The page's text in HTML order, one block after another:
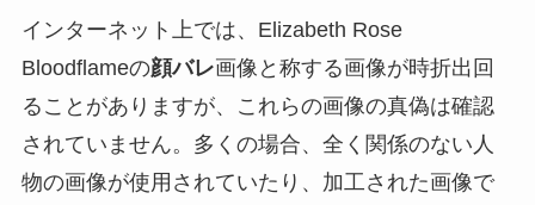
インターネット上では、Elizabeth Rose
Bloodflameの顔バレ画像と称する画像が時折出回
ることがありますが、これらの画像の真偽は確認
されていません。多くの場合、全く関係のない人
物の画像が使用されていたり、加工された画像で